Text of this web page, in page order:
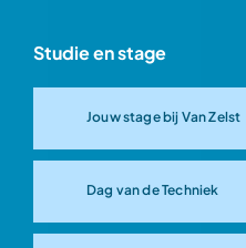
Studie en stage
Jouw stage bij Van Zelst
Dag van de Techniek